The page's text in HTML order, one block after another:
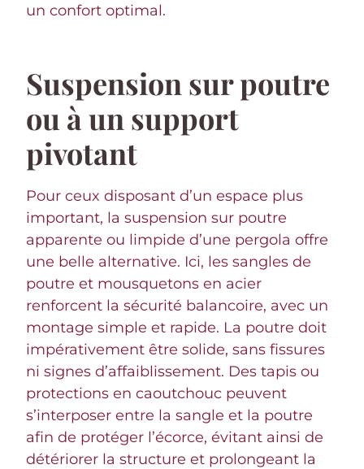
un confort optimal.
Suspension sur poutre
ou à un support
pivotant
Pour ceux disposant d’un espace plus
important, la suspension sur poutre
apparente ou limpide d’une pergola offre
une belle alternative. Ici, les sangles de
poutre et mousquetons en acier
renforcent la sécurité balancoire, avec un
montage simple et rapide. La poutre doit
impérativement être solide, sans fissures
ni signes d’affaiblissement. Des tapis ou
protections en caoutchouc peuvent
s’interposer entre la sangle et la poutre
afin de protéger l’écorce, évitant ainsi de
détériorer la structure et prolongeant la